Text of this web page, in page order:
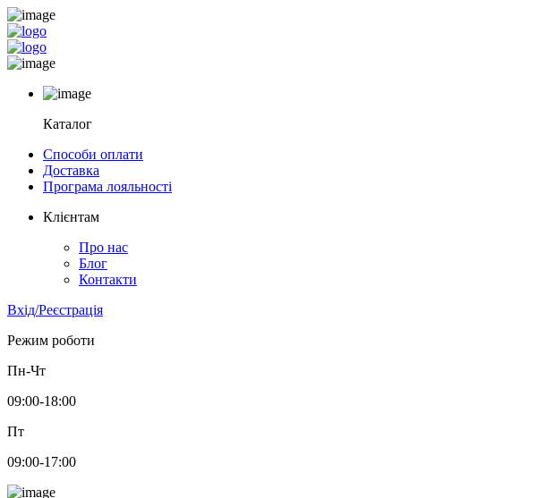
Каталог
Способи оплати
Доставка
Програма лояльності
Клієнтам
Про нас
Блог
Контакти
Вхід/Реєстрація
Режим роботи
Пн-Чт
09:00-18:00
Пт
09:00-17:00